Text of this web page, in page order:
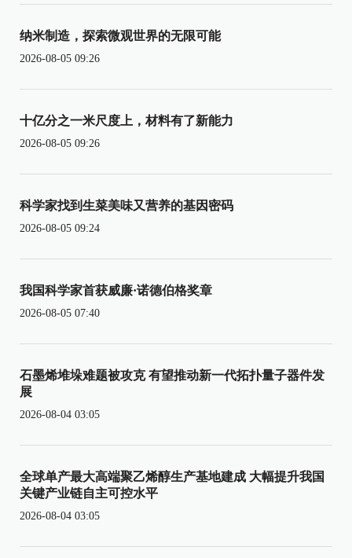
纳米制造，探索微观世界的无限可能
2026-08-05 09:26
十亿分之一米尺度上，材料有了新能力
2026-08-05 09:26
科学家找到生菜美味又营养的基因密码
2026-08-05 09:24
我国科学家首获威廉·诺德伯格奖章
2026-08-05 07:40
石墨烯堆垛难题被攻克 有望推动新一代拓扑量子器件发
展
2026-08-04 03:05
全球单产最大高端聚乙烯醇生产基地建成 大幅提升我国
关键产业链自主可控水平
2026-08-04 03:05